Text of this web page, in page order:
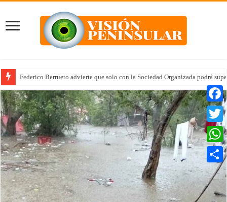
Federico Berrueto advierte que solo con la Sociedad Organizada podrá
Twitter